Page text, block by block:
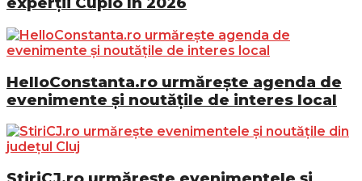
HelloConstanta.ro urmărește agenda de
evenimente și noutățile de interes local